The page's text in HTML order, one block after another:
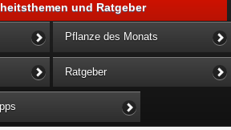
und Ratgeber
Pflanze des Monats
Ratgeber